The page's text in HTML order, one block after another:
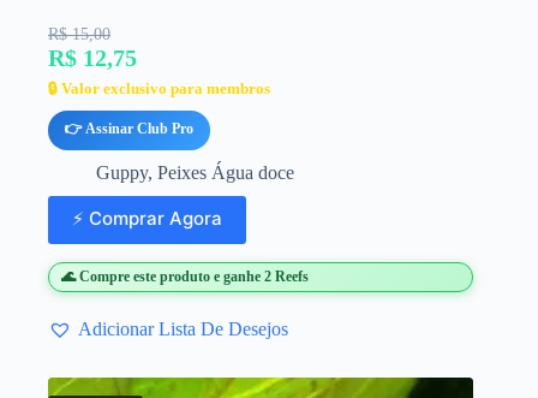
R$ 15,00
R$ 12,75
🔒 Valor exclusivo para membros
👉 Assinar Club Pro
Guppy, Peixes Água doce
⚡ Comprar Agora
🌊 Compre este produto e ganhe 2 Reefs
Adicionar Lista De Desejos